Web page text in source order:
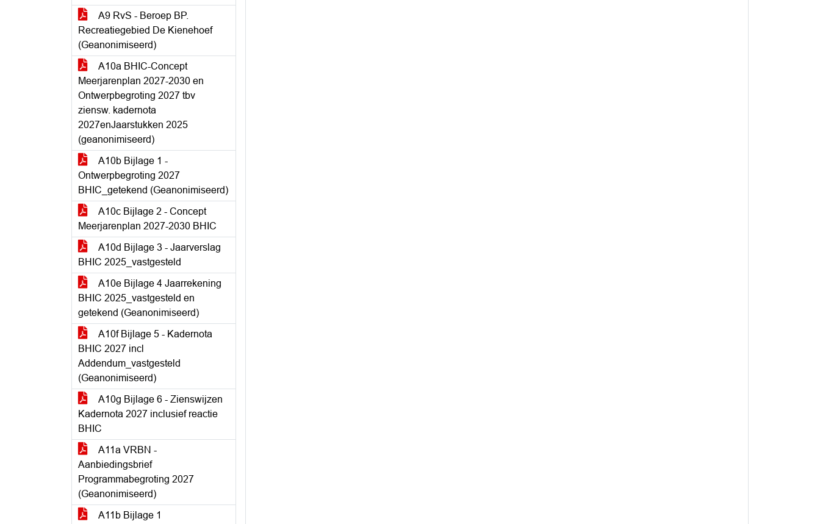
A9 RvS - Beroep BP.
Recreatiegebied De Kienehoef
(Geanonimiseerd)
A10a BHIC-Concept
Meerjarenplan 2027-2030 en
Ontwerpbegroting 2027 tbv
ziensw. kadernota
2027enJaarstukken 2025
(geanonimiseerd)
A10b Bijlage 1 -
Ontwerpbegroting 2027
BHIC_getekend (Geanonimiseerd)
A10c Bijlage 2 - Concept
Meerjarenplan 2027-2030 BHIC
A10d Bijlage 3 - Jaarverslag
BHIC 2025_vastgesteld
A10e Bijlage 4 Jaarrekening
BHIC 2025_vastgesteld en
getekend (Geanonimiseerd)
A10f Bijlage 5 - Kadernota
BHIC 2027 incl
Addendum_vastgesteld
(Geanonimiseerd)
A10g Bijlage 6 - Zienswijzen
Kadernota 2027 inclusief reactie
BHIC
A11a VRBN -
Aanbiedingsbrief
Programmabegroting 2027
(Geanonimiseerd)
A11b Bijlage 1